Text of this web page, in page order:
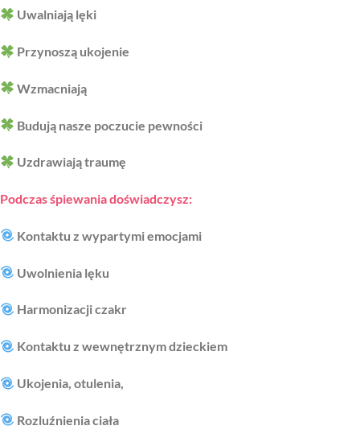
Uwalniają lęki
Przynoszą ukojenie
Wzmacniają
Budują nasze poczucie pewności
Uzdrawiają traumę
Podczas śpiewania doświadczysz:
Kontaktu z wypartymi emocjami
Uwolnienia lęku
Harmonizacji czakr
Kontaktu z wewnętrznym dzieckiem
Ukojenia, otulenia,
Rozluźnienia ciała